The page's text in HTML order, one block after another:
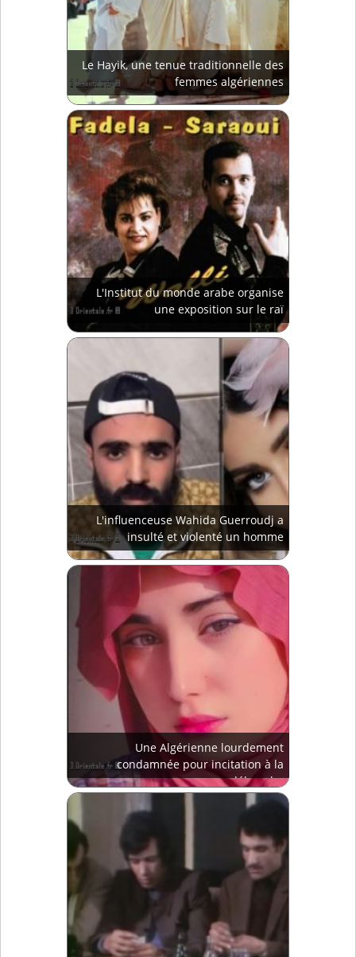
Le Hayik, une tenue traditionnelle des
femmes algériennes
L'Institut du monde arabe organise
une exposition sur le raï
L'influenceuse Wahida Guerroudj a
insulté et violenté un homme
Une Algérienne lourdement
condamnée pour incitation à la
débauche